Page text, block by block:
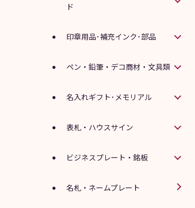
ド
印章用品･補充インク･部品
ペン・鉛筆・デコ商材・文具類
名入れギフト･メモリアル
表札・ハウスサイン
ビジネスプレート・銘板
名札・ネームプレート